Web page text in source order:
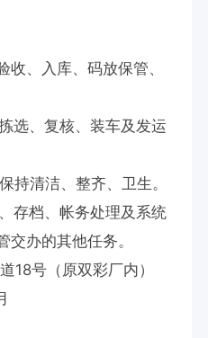
收、入库、码放保管、
选、复核、装车及发运
持清洁、整齐、卫生。
存档、帐务处理及系统
办的其他任务。
18号（原双彩厂内）